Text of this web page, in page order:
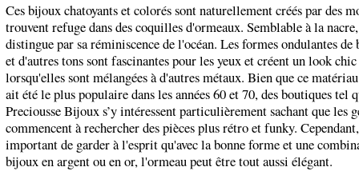
Ces bijoux chatoyants et colorés sont naturellement créés par des
trouvent refuge dans des coquilles d'ormeaux. Semblable à la
distingue par sa réminiscence de l'océan. Les formes ondulantes de
et d'autres tons sont fascinantes pour les yeux et créent un look
lorsqu'elles sont mélangées à d'autres métaux. Bien que ce
ait été le plus populaire dans les années 60 et 70, des boutiques tel
Preciousse Bijoux s’y intéressent particulièrement sachant que les
commencent à rechercher des pièces plus rétro et funky.
important de garder à l'esprit qu'avec la bonne forme et une
bijoux en argent ou en or, l'ormeau peut être tout aussi élégant.